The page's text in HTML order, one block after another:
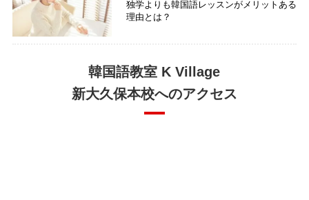
独学よりも韓国語レッスンがメリットある
理由とは？
韓国語教室 K Village
新大久保本校へのアクセス